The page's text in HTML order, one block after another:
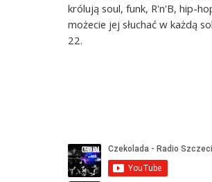
królują soul, funk, R'n'B, hip-
możecie jej słuchać w każdą
22.